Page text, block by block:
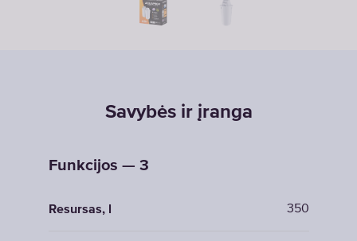
Savybės ir įranga
Funkcijos — 3
Resursas, l 350